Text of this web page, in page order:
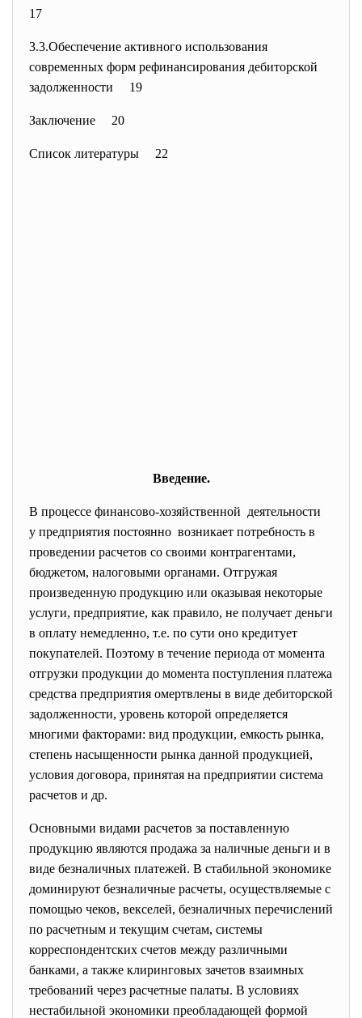
17
3.3.Обеспечение активного использования
современных форм рефинансирования дебиторской
задолженности 19
Заключение 20
Список литературы 22
Введение.
В процессе финансово-хозяйственной деятельности
у предприятия постоянно возникает потребность в
проведении расчетов со своими контрагентами,
бюджетом, налоговыми органами. Отгружая
произведенную продукцию или оказывая некоторые
услуги, предприятие, как правило, не получает деньги
в оплату немедленно, т.е. по сути оно кредитует
покупателей. Поэтому в течение периода от момента
отгрузки продукции до момента поступления платежа
средства предприятия омертвлены в виде дебиторской
задолженности, уровень которой определяется
многими факторами: вид продукции, емкость рынка,
степень насыщенности рынка данной продукцией,
условия договора, принятая на предприятии система
расчетов и др.
Основными видами расчетов за поставленную
продукцию являются продажа за наличные деньги и в
виде безналичных платежей. В стабильной экономике
доминируют безналичные расчеты, осуществляемые с
помощью чеков, векселей, безналичных перечислений
по расчетным и текущим счетам, системы
корреспондентских счетов между различными
банками, а также клиринговых зачетов взаимных
требований через расчетные палаты. В условиях
нестабильной экономики преобладающей формой